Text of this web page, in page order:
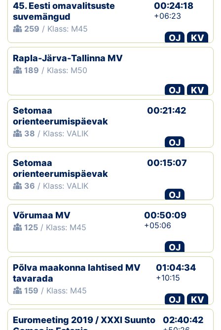
45. Eesti omavalitsuste
suvemängud
259 / Klass: M45
00:24:18
+06:23
OJ
KV
Rapla-Järva-Tallinna MV
189 / Klass: M50
OJ
KV
Setomaa
orienteerumispäevak
38 / Klass: VALIK
00:21:42
OJ
Setomaa
orienteerumispäevak
36 / Klass: VALIK
00:15:07
OJ
Võrumaa MV
125 / Klass: M45
00:50:09
+05:06
OJ
Põlva maakonna lahtised MV
tavarada
159 / Klass: M45
01:04:34
+10:15
OJ
KV
Euromeeting 2019 / XXXI Suunto
02:40:42